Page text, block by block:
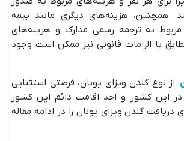
همچنین، هزینه‌های دیگری مانند بیمه
مربوط به ترجمه رسمی مدارک و هزینه‌های
با الزامات قانونی نیز ممکن است وجود
از نوع گلدن ویزای یونان، فرصتی استثنایی
در این کشور و اخذ اقامت دائم این کشور
دریافت گلدن ویزای یونان را در ادامه مقاله